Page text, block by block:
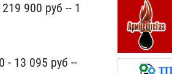
900 руб -- 1
- 13 095 руб --